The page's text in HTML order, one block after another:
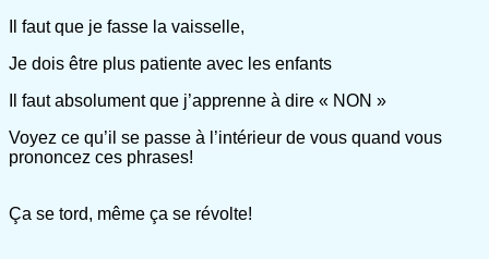
Il faut que je fasse la vaisselle,
Je dois être plus patiente avec les enfants
Il faut absolument que j’apprenne à dire « NON »
Voyez ce qu’il se passe à l’intérieur de vous quand vous
prononcez ces phrases!
Ça se tord, même ça se révolte!